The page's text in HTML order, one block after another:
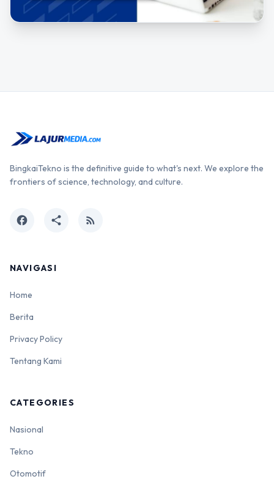
BingkaiTekno is the definitive guide to what's next. We explore the
frontiers of science, technology, and culture.
facebook share rss_feed
NAVIGASI
Home
Berita
Privacy Policy
Tentang Kami
CATEGORIES
Nasional
Tekno
Otomotif